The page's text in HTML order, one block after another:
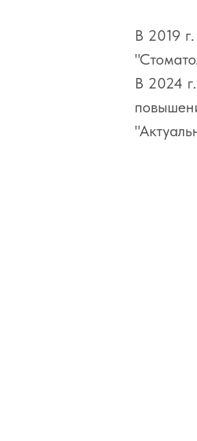
В 2019
В 2024